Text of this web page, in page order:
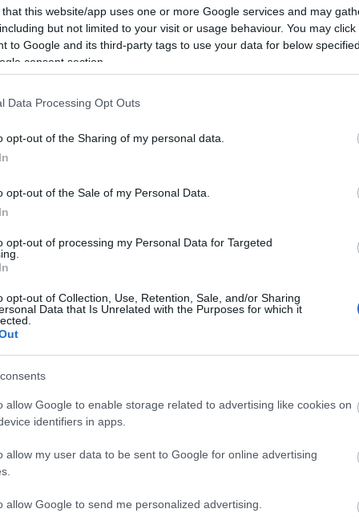
that this website/app uses one or more Google services and may
but not limited to your visit or usage behaviour. You may
to Google and its third-party tags to use your data for below
consent section.
Data Processing Opt Outs
opt-out of the Sharing of my personal data.
opt-out of the Sale of my Personal Data.
opt-out of processing my Personal Data for Targeted
opt-out of Collection, Use, Retention, Sale, and/or Sharing
Data that Is Unrelated with the Purposes for which it
allow Google to enable storage related to advertising like cookies on
identifiers in apps.
allow my user data to be sent to Google for online advertising
allow Google to send me personalized advertising.
TOVÁBB
composition of sound
Can't Get Enough!
legnagyobb slágere jubilál ma: 1981-ben ezen a
a JUST CAN'T GET ENOUGH kislemez!
napig szinte csak ezzel a dallal foglalkozunk,
Vince Clarke legnagyobb DM slágerének
fellépéseit, feldolgozásait és…
klip andy yazoo martin vince kiadvány dave jubileum
of sound
video singles collection audio kommentár